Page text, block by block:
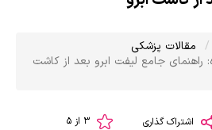
مقالات پزشکی
راهنمای جامع لیفت ابرو بعد از کاشت
اشتراک گذاری